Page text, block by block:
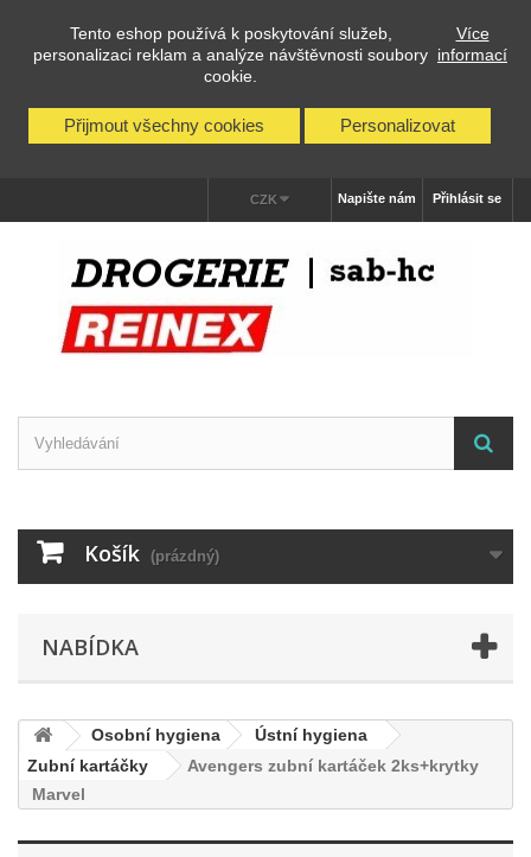
Tento eshop používá k poskytování služeb,
personalizaci reklam a analýze návštěvnosti soubory
cookie.
Více
informací
Přijmout všechny cookies Personalizovat
Přihlásit se
Napište nám
CZK
Košík (prázdný)
NABÍDKA
Osobní hygiena
Ústní hygiena
Zubní kartáčky
Avengers zubní kartáček 2ks+krytky
Marvel